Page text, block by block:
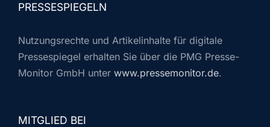
PRESSESPIEGELN
Nutzungsrechte und Artikelinhalte für digitale
Pressespiegel erhalten Sie über die PMG Presse-
Monitor GmbH unter www.pressemonitor.de.
MITGLIED BEI